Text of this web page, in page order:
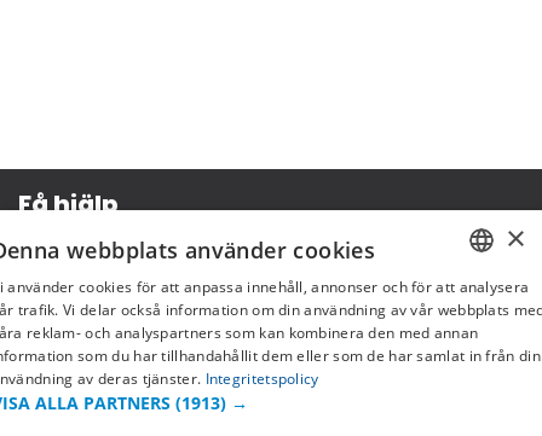
Få hjälp
Köpvillkor
Leverans & betalning
Returer & byten
Vanliga frågor
Om oss
SWEDISH
FI
×
webbplats använder cookies
använder cookies för att anpassa innehåll, annonser och för att analysera
trafik. Vi delar också information om din användning av vår webbplats
reklam- och analyspartners som kan kombinera den med annan
som du har tillhandahållit dem eller som de har samlat in från din
av deras tjänster. Integritetspolicy
ALLA PARTNERS (1913) →